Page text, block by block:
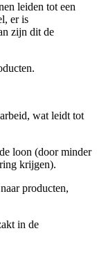
leiden tot een
er is
zijn dit de
wat leidt tot
loon (door minder
krijgen).
producten,
in de